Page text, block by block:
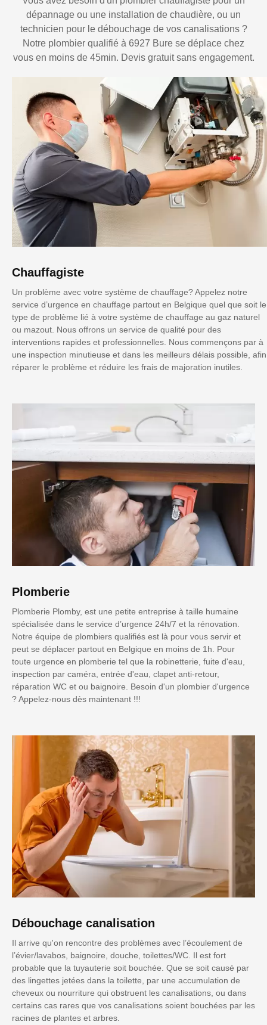
dépannage ou une installation de chaudière, ou un
technicien pour le débouchage de vos canalisations ?
Notre plombier qualifié à 6927 Bure se déplace chez
vous en moins de 45min. Devis gratuit sans engagement.
Chauffagiste
Un problème avec votre système de chauffage? Appelez notre
service d’urgence en chauffage partout en Belgique quel que soit le
type de problème lié à votre système de chauffage au gaz naturel
ou mazout. Nous offrons un service de qualité pour des
interventions rapides et professionnelles. Nous commençons par à
une inspection minutieuse et dans les meilleurs délais possible, afin
réparer le problème et réduire les frais de majoration inutiles.
Plomberie
Plomberie Plomby, est une petite entreprise à taille humaine
spécialisée dans le service d’urgence 24h/7 et la rénovation.
Notre équipe de plombiers qualifiés est là pour vous servir et
peut se déplacer partout en Belgique en moins de 1h. Pour
toute urgence en plomberie tel que la robinetterie, fuite d'eau,
inspection par caméra, entrée d'eau, clapet anti-retour,
réparation WC et ou baignoire. Besoin d'un plombier d'urgence
? Appelez-nous dès maintenant !!!
Débouchage canalisation
Il arrive qu'on rencontre des problèmes avec l’écoulement de
l’évier/lavabos, baignoire, douche, toilettes/WC. Il est fort
probable que la tuyauterie soit bouchée. Que se soit causé par
des lingettes jetées dans la toilette, par une accumulation de
cheveux ou nourriture qui obstruent les canalisations, ou dans
certains cas rares que vos canalisations soient bouchées par les
racines de plantes et arbres.